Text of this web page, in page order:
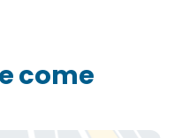
come